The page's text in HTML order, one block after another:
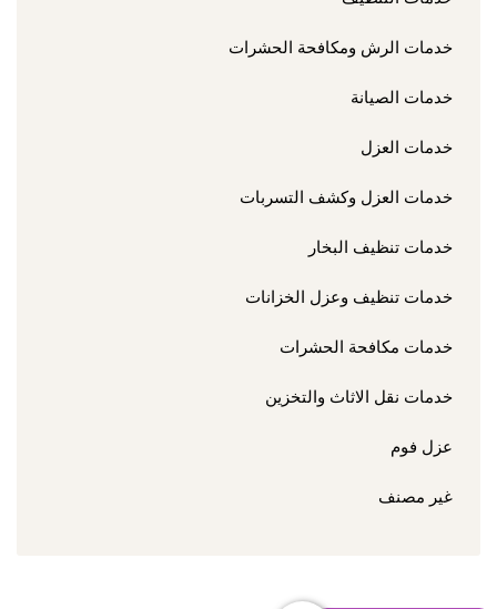
خدمات الرش ومكافحة الحشرات
خدمات الصيانة
خدمات العزل
خدمات العزل وكشف التسربات
خدمات تنظيف البخار
خدمات تنظيف وعزل الخزانات
خدمات مكافحة الحشرات
خدمات نقل الاثاث والتخزين
عزل فوم
غير مصنف